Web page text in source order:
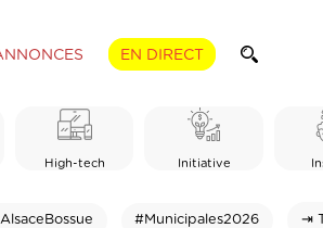
EN DIRECT
High-tech Initiative
#Municipales2026 ⇥